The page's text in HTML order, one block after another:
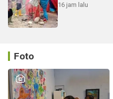
16 jam lalu
Foto